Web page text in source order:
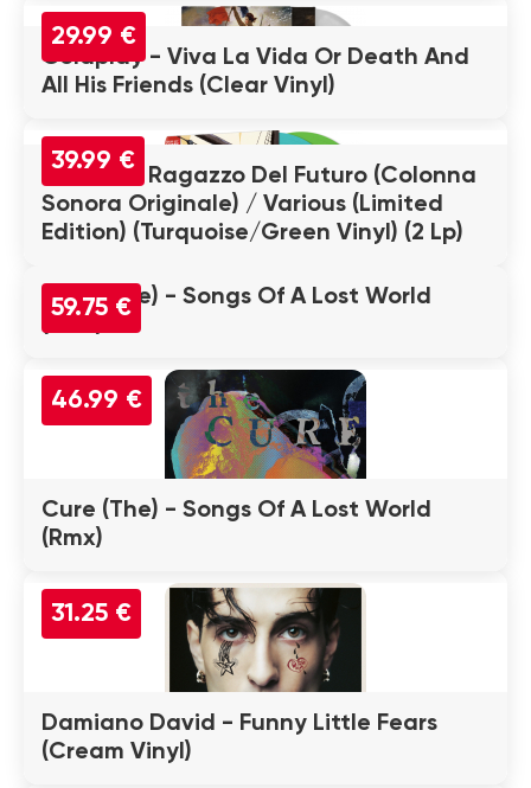
29.99 €
Coldplay - Viva La Vida Or Death And
All His Friends (Clear Vinyl)
39.99 €
Conan, Il Ragazzo Del Futuro (Colonna
Sonora Originale) / Various (Limited
Edition) (Turquoise/Green Vinyl) (2 Lp)
59.75 €
Cure (The) - Songs Of A Lost World
(Rmx)
46.99 €
Cure (The) - Songs Of A Lost World
(Rmx)
31.25 €
Damiano David - Funny Little Fears
(Cream Vinyl)